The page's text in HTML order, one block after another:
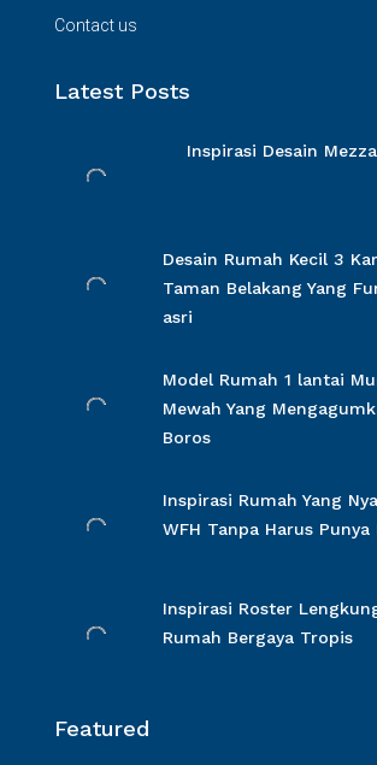
Contact us
Latest Posts
Inspirasi Desain
Desain Rumah Kecil 3
Taman Belakang Yang
asri
Model Rumah 1 lantai
Mewah Yang
Boros
Inspirasi Rumah Yang
WFH Tanpa Harus Punya
Inspirasi Roster
Rumah Bergaya Tropis
Featured